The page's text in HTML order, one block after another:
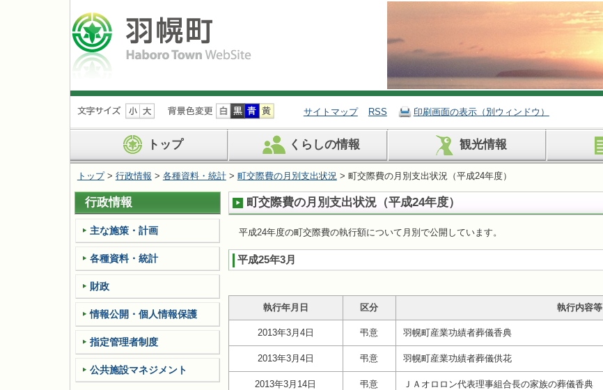
ナ
ビ
ョ
ン
を
飛
ば
す
サイトマップ RSS 印刷画面の表示（別ウィンドウ）
トップ くらしの情報 観光情報
トップ> 行政情報 > 各種資料・統計> 町交際費の月別支出状況> 町交際費の月別支出状況（平成24年度）
町交際費の月別支出状況（平成24年度）
平成24年度の町交際費の執行額について月別で公開しています。
平成25年3月
執行年月日 区分 執行内容等
2013年3月4日 弔意 羽幌町産業功績者葬儀香典
2013年3月4日 弔意 羽幌町産業功績者葬儀供花
2013年3月14日 弔意 ＪＡオロロン代表理事組合長の家族の葬儀香典
行政情報
主な施策・計画
各種資料・統計
財政
情報公開・個人情報保護
指定管理者制度
公共施設マネジメント